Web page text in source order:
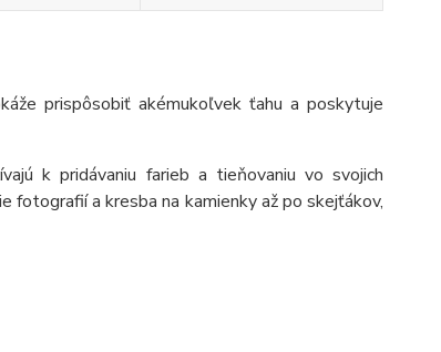
prispôsobiť akémukoľvek ťahu a poskytuje
k pridávaniu farieb a tieňovaniu vo svojich
fotografií a kresba na kamienky až po skejťákov,